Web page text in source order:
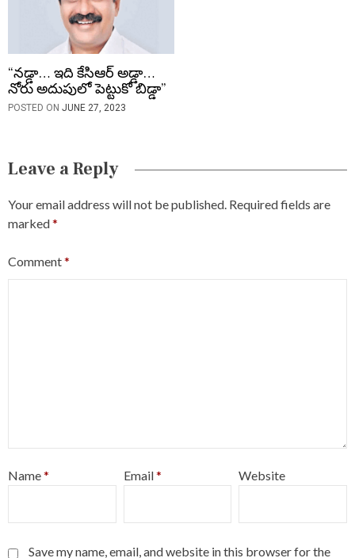
“నడ్డా… ఇది కేసిఆర్ అడ్డా…
నోరు అదుపులో పెట్టుకో బిడ్డా”
POSTED ON JUNE 27, 2023
Leave a Reply
Your email address will not be published. Required fields are
marked*
Comment*
Name* Email* Website
Save my name, email, and website in this browser for the